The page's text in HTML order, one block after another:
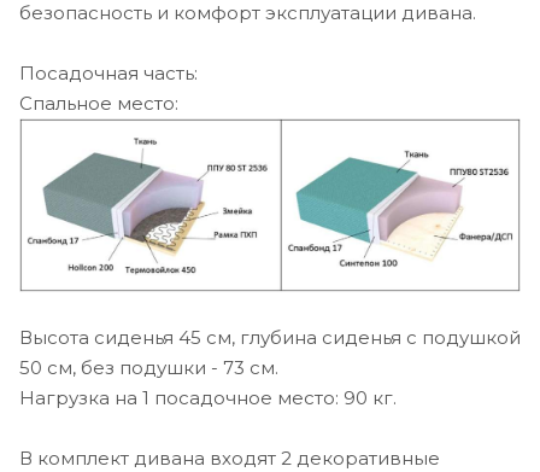
безопасность и комфорт эксплуатации дивана.
Посадочная часть:
Спальное место:
Высота сиденья 45 см, глубина сиденья с подушкой
50 см, без подушки - 73 см.
Нагрузка на 1 посадочное место: 90 кг.
В комплект дивана входят 2 декоративные